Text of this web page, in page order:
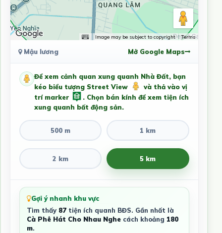
Image may be subject to copyright Terms
Mậu lương Mở Google Maps
Để xem cảnh quan xung quanh Nhà Đất, bạn
kéo biểu tượng Street View
và thả vào vị
trí marker
. Chọn bán kính để xem tiện ích
xung quanh bất động sản.
500 m 1 km
2 km 5 km
Gợi ý nhanh khu vực
Tìm thấy 87tiện ích quanh BĐS. Gần nhất là
Cà Phê Hát Cho Nhau Nghecách khoảng 180
m.